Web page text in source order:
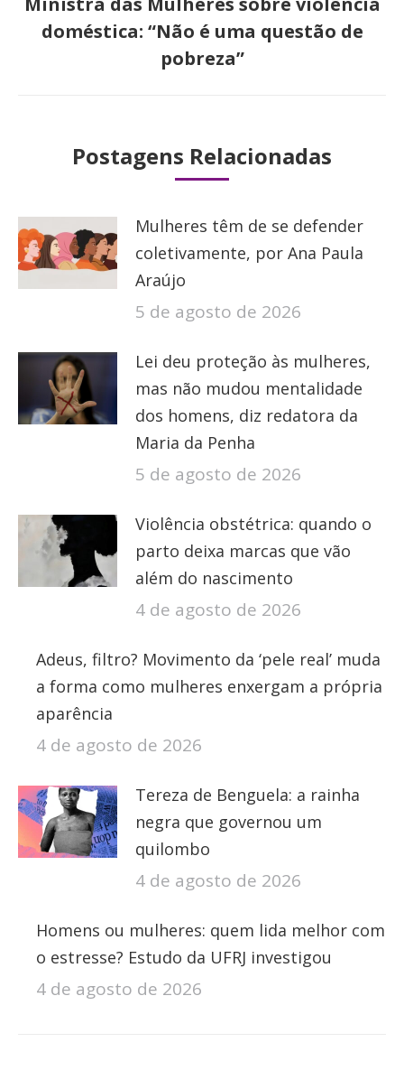
Próximo
post:
doméstica: “Não é uma questão de
pobreza”
Postagens Relacionadas
Mulheres têm de se defender
coletivamente, por Ana Paula
Araújo
5 de agosto de 2026
Lei deu proteção às mulheres,
mas não mudou mentalidade
dos homens, diz redatora da
Maria da Penha
5 de agosto de 2026
Violência obstétrica: quando o
parto deixa marcas que vão
além do nascimento
4 de agosto de 2026
Adeus, filtro? Movimento da ‘pele real’ muda
a forma como mulheres enxergam a própria
aparência
4 de agosto de 2026
Tereza de Benguela: a rainha
negra que governou um
quilombo
4 de agosto de 2026
Homens ou mulheres: quem lida melhor com
o estresse? Estudo da UFRJ investigou
4 de agosto de 2026